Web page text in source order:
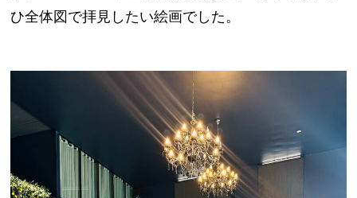
ひ全体図で拝見したい絵画でした。